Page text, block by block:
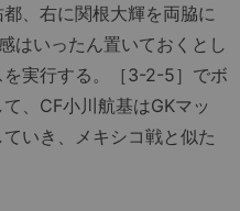
、右に関根大輝を両脇に
はいったん置いておくとし
実行する。［3-2-5］でボ
、CF小川航基はGKマッ
いき、メキシコ戦と似た